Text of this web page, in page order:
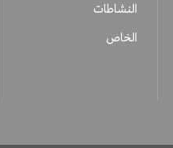
النشاطات
الخاص